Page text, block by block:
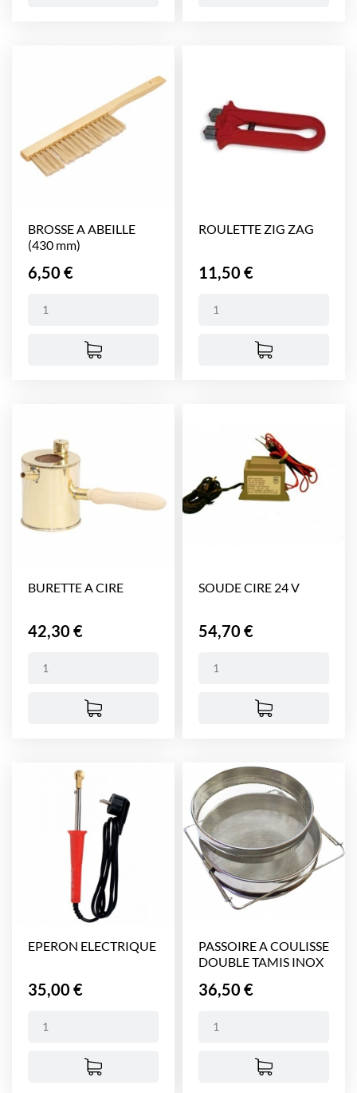
BROSSE A ABEILLE
(430 mm)
Prix
6,50 €
ROULETTE ZIG ZAG
Prix
11,50 €
BURETTE A CIRE
Prix
42,30 €
SOUDE CIRE 24 V
Prix
54,70 €
EPERON ELECTRIQUE
Prix
35,00 €
PASSOIRE A COULISSE
DOUBLE TAMIS INOX
Prix
36,50 €